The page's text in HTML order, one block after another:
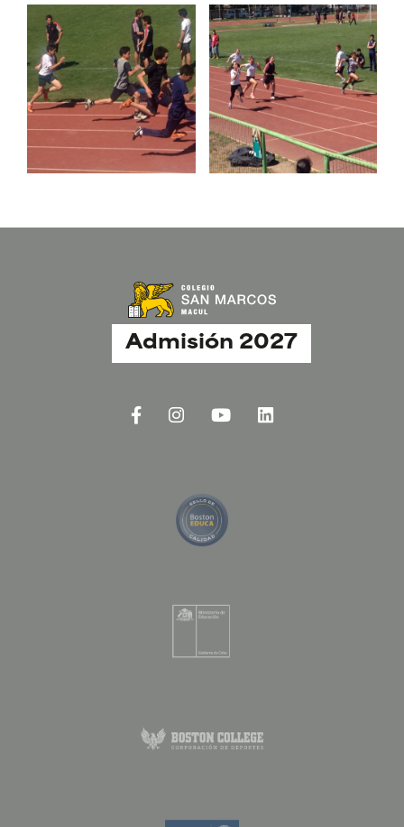
Admisión 2027